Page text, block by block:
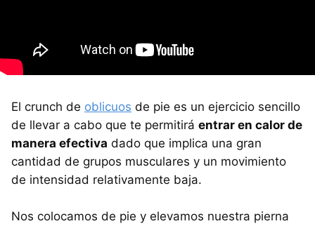
El crunch de oblicuos de pie es un ejercicio sencillo
de llevar a cabo que te permitirá entrar en calor de
manera efectiva dado que implica una gran
cantidad de grupos musculares y un movimiento
de intensidad relativamente baja.
Nos colocamos de pie y elevamos nuestra pierna